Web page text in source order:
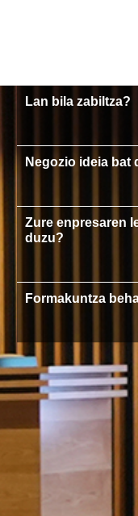
Lan bila zabiltza?
Negozio ideia bat
Zure enpresaren
duzu?
Formakuntza